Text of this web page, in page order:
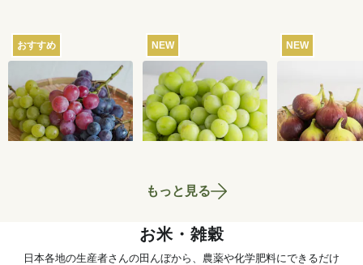
おすすめ
【産地直送】葡萄畑
ふくじろうのふぞろ
い濃厚ぶどう 1.6kg
送料込 6,750円
NEW
【産地直送】やまな
し笛吹のシャインマ
スカット 1.2kg（特
栽相当）
送料込 6,580円
NEW
【産地直送】
こファームの
く 12個入り（
当）
送料込
もっと見る
お米・雑穀
日本各地の生産者さんの田んぼから、農薬や化学肥料にできるだけ